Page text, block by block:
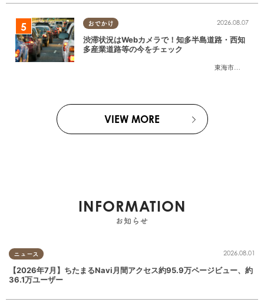
おでかけ
東海市
,大府市
2026.08.07
渋滞状況はWebカメラで！知多半島道路・西知
多産業道路等の今をチェック
VIEW MORE
INFORMATION
お知らせ
ニュース 2026.08.01
【2026年7月】ちたまるNavi月間アクセス約95.9万ページビュー、約
36.1万ユーザー